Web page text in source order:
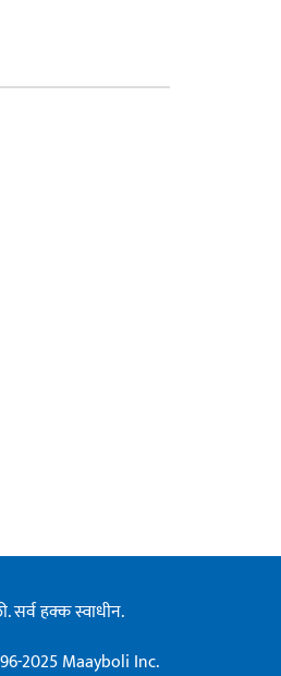
सर्व हक्क स्वाधीन.
2025 Maayboli Inc.